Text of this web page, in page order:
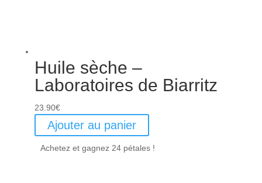
Huile sèche –
Laboratoires de Biarritz
23.90€
Ajouter au panier
Achetez et gagnez 24 pétales !